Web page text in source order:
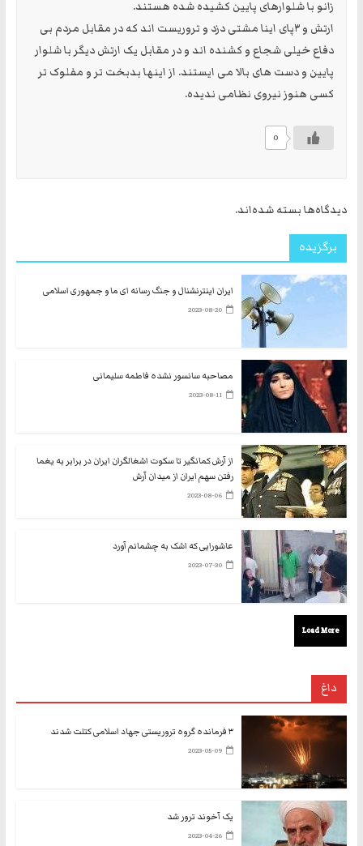
زانو با شلوارهای پایین کشیده شده هستند.
ارتش و ۳پای اینا مشتی دزد و تروریست اند که در مقابل مردم بی
دفاع خیلی شجاع و کشنده اند و در مقابل یک ارتش دیگر با شلوار
پایین و دست های بالا می ایستند. از اینها بدبخت تر و مفلوک تر
کسی هنوز نیروی نظامی ندیده.
0
دیدگاه‌ها بسته شده‌اند.
برگزیده
ایران اینترنشنال و جنگ رسانه ای ما و جمهوری اسلامی
2023-08-20
مصاحبه سانسور نشده فاطمه سلیمانی
2023-08-11
از آرش کمانگیر تا سکوت اشغالگران ایران در برابر به یغما
رفتن سهم ایران از میدان آرش
2023-08-06
عاشورایی که اشک به چشمانم آورد
2023-07-30
Load More
داغ
۳ فرمانده گروه تروریستی جهاد اسلامی کتلت شدند
2023-05-09
یک آخوند ترور شد
2023-04-26